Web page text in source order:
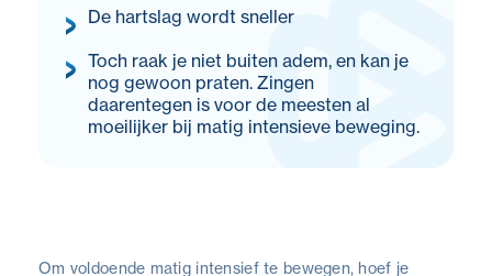
De hartslag wordt sneller
Toch raak je niet buiten adem, en kan je
nog gewoon praten. Zingen
daarentegen is voor de meesten al
moeilijker bij matig intensieve beweging.
Om voldoende matig intensief te bewegen, hoef je